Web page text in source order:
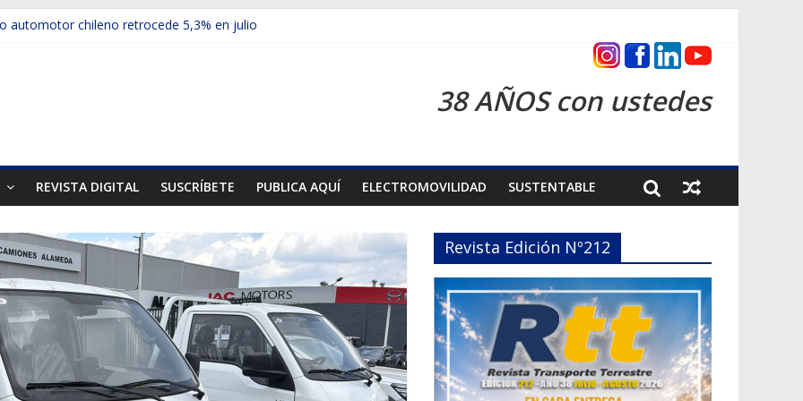
automotor chileno retrocede 5,3% en julio
ups presentó la recién estrenada Bolden en la Expo Compras Públicas 2026
mercado internacional en lanzar la nueva Maxus T70
38 AÑOS con ustedes
REVISTA DIGITAL SUSCRÍBETE PUBLICA AQUÍ ELECTROMOVILIDAD SUSTENTABLE
Revista Edición Nº212